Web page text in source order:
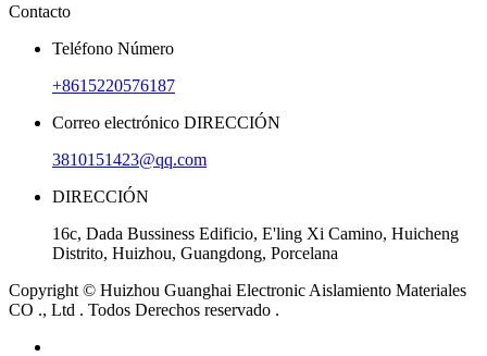
Contacto
Teléfono Número
+8615220576187
Correo electrónico DIRECCIÓN
3810151423@qq.com
DIRECCIÓN
16c, Dada Bussiness Edificio, E'ling Xi Camino, Huicheng
Distrito, Huizhou, Guangdong, Porcelana
Copyright © Huizhou Guanghai Electronic Aislamiento Materiales
CO ., Ltd . Todos Derechos reservado .